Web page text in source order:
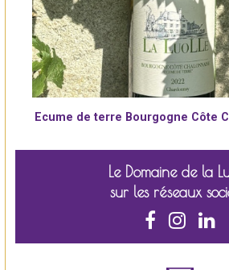
Ecume de terre Bourgogne Côte
Le Domaine de la
sur les réseaux